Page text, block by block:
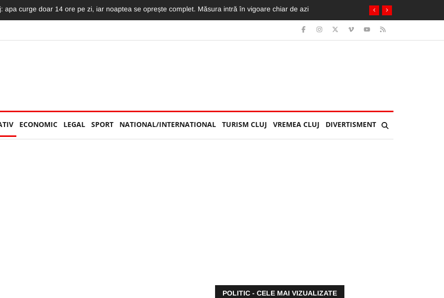
pe DN1! Avea doar 36 de ani și lucra ca polițist la Penitenciarul Gherla: Îl așteptau soția și copilul
ECONOMIC LEGAL SPORT NATIONAL/INTERNATIONAL TURISM CLUJ VREMEA CLUJ DIVERTISMENT
POLITIC - CELE MAI VIZUALIZATE